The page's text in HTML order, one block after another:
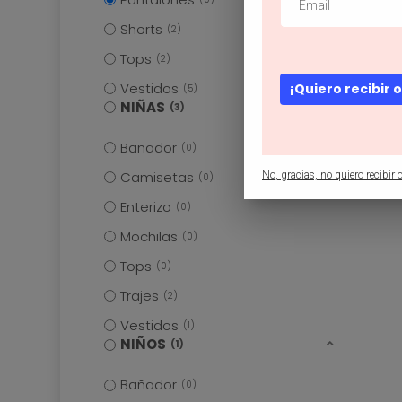
Shorts 2
Tops 2
Vestidos 5
NIÑAS 3
Bañador 0
Camisetas 0
Enterizo 0
Mochilas 0
Tops 0
Trajes 2
Vestidos 1
NIÑOS 1
Bañador 0
¡Quiero recibir
No, gracias, no quiero recibir